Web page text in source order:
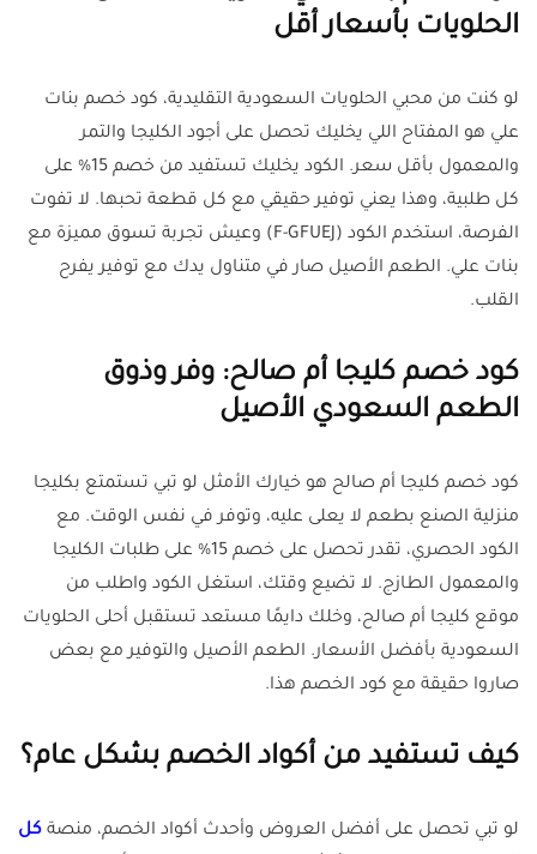
الحلويات بأسعار أقل
لو كنت من محبي الحلويات السعودية التقليدية، كود خصم بنات
علي هو المفتاح اللي يخليك تحصل على أجود الكليجا والتمر
والمعمول بأقل سعر. الكود يخليك تستفيد من خصم 15% على
كل طلبية، وهذا يعني توفير حقيقي مع كل قطعة تحبها. لا تفوت
الفرصة، استخدم الكود (F-GFUEJ) وعيش تجربة تسوق مميزة مع
بنات علي. الطعم الأصيل صار في متناول يدك مع توفير يفرح
القلب.
كود خصم كليجا أم صالح: وفر وذوق
الطعم السعودي الأصيل
كود خصم كليجا أم صالح هو خيارك الأمثل لو تبي تستمتع بكليجا
منزلية الصنع بطعم لا يعلى عليه، وتوفر في نفس الوقت. مع
الكود الحصري، تقدر تحصل على خصم 15% على طلبات الكليجا
والمعمول الطازج. لا تضيع وقتك، استغل الكود واطلب من
موقع كليجا أم صالح، وخلك دايمًا مستعد تستقبل أحلى الحلويات
السعودية بأفضل الأسعار. الطعم الأصيل والتوفير مع بعض
صاروا حقيقة مع كود الخصم هذا.
كيف تستفيد من أكواد الخصم بشكل عام؟
لو تبي تحصل على أفضل العروض وأحدث أكواد الخصم، منصة كل